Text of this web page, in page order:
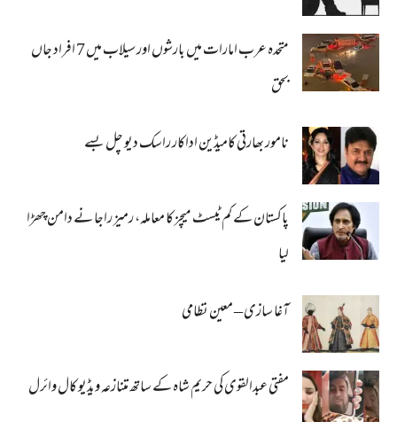
متحدہ عرب امارات میں بارشوں اور سیلاب میں 7 افراد جاں
بحق
نامور بھارتی کامیڈین اداکار راسک دیو چل بسے
پاکستان کے کم ٹیسٹ میچز کا معاملہ، رمیز راجا نے دامن چھڑا
لیا
آغا سازی – معین نظامی
مفتی عبدالقوی کی حریم شاہ کے ساتھ متنازعہ ویڈیو کال وائرل